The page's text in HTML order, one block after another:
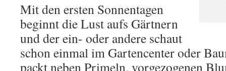
Mit den ersten Sonnentagen
beginnt die Lust aufs Gärtnern
und der ein- oder andere schaut
schon einmal im Gartencenter oder
packt neben Primeln, vorgezogenen